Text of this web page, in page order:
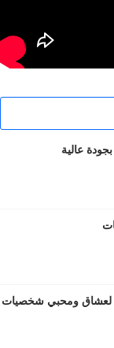
عالية
لعشاق ومحبي شخصيات